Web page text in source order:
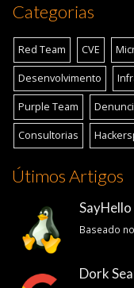
Categorias
Red Team CVE
Desenvolvimento
Purple Team
Consultorias
Útimos Artigos
Baseado
Dork